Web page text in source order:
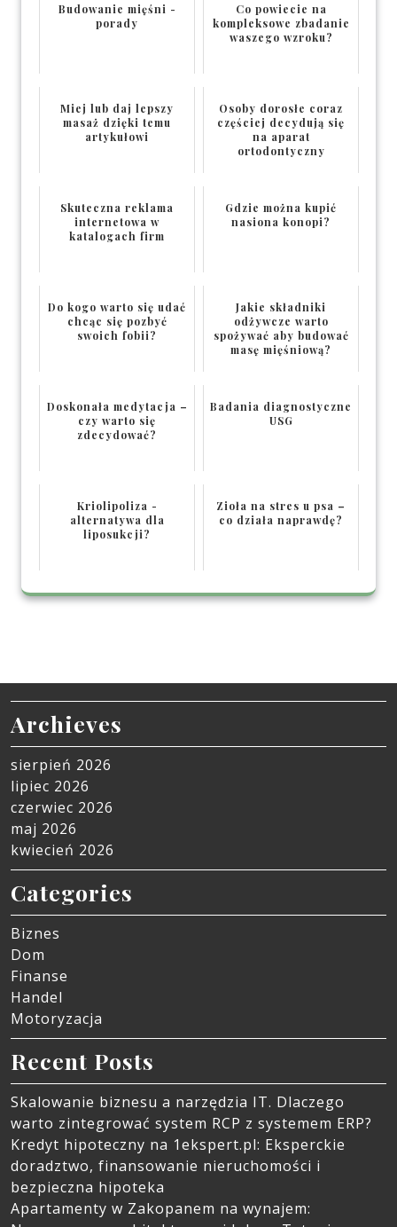
Budowanie mięśni -
porady
Co powiecie na
kompleksowe zbadanie
waszego wzroku?
Miej lub daj lepszy
masaż dzięki temu
artykułowi
Osoby dorosłe coraz
częściej decydują się
na aparat
ortodontyczny
Skuteczna reklama
internetowa w
katalogach firm
Gdzie można kupić
nasiona konopi?
Do kogo warto się udać
chcąc się pozbyć
swoich fobii?
Jakie składniki
odżywcze warto
spożywać aby budować
masę mięśniową?
Doskonała medytacja –
czy warto się
zdecydować?
Badania diagnostyczne
USG
Kriolipoliza -
alternatywa dla
liposukcji?
Zioła na stres u psa –
co działa naprawdę?
Archieves
sierpień 2026
lipiec 2026
czerwiec 2026
maj 2026
kwiecień 2026
Categories
Biznes
Dom
Finanse
Handel
Motoryzacja
Recent Posts
Skalowanie biznesu a narzędzia IT. Dlaczego
warto zintegrować system RCP z systemem ERP?
Kredyt hipoteczny na 1ekspert.pl: Eksperckie
doradztwo, finansowanie nieruchomości i
bezpieczna hipoteka
Apartamenty w Zakopanem na wynajem: